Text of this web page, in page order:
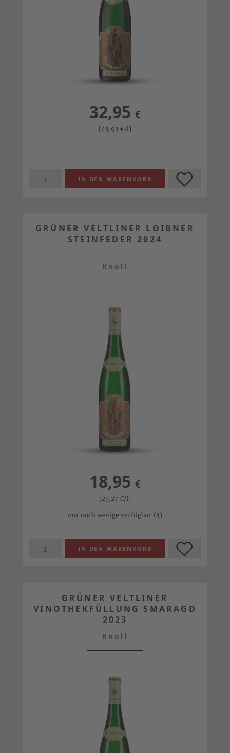
32,95 €
[43,93 €/l]
GRÜNER VELTLINER LOIBNER
STEINFEDER 2024
Knoll
18,95 €
[25,27 €/l]
nur noch wenige verfügbar (3)
GRÜNER VELTLINER
VINOTHEKFÜLLUNG SMARAGD
2023
Knoll